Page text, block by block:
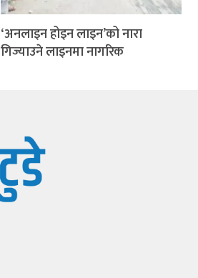
‘अनलाइन होइन लाइन’को नारा
गिज्याउने लाइनमा नागरिक